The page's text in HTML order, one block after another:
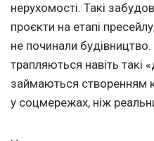
нерухомості. Такі
проєкти на етапі
не починали
трапляються навіть такі
займаються створенням
у соцмережах, ніж